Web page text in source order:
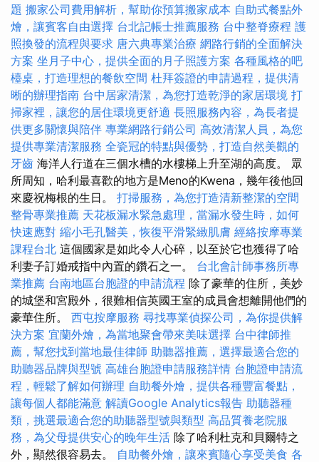
題 搬家公司費用解析，幫助你預算搬家成本 自助式餐點外
燴，讓賓客自由選擇 台北記帳士推薦服務 台中整脊療程 護
照換發的流程與要求 唐六典專業治療 網路行銷的全面解決
方案 坐月子中心，提供全面的月子照護方案 各種風格的吧
檯桌，打造理想的餐飲空間 杜拜簽證的申請過程，提供清
晰的辦理指南 台中居家清潔，為您打造乾淨的家居環境 打
掃家裡，讓您的居住環境更舒適 長照服務內容，為長者提
供更多關懷與陪伴 專業網路行銷公司 高效清潔人員，為您
提供專業清潔服務 全瓷冠的特點與優勢，打造自然美觀的
牙齒 海洋人行道在三個水槽的水樓梯上升至湖的高度。 眾
所周知，哈利最喜歡的地方是Meno的Kwena，幾年後他回
來慶祝梅根的生日。 打掃服務，為您打造清新整潔的空間
整骨專業推薦 天花板漏水緊急處理，當漏水發生時，如何
快速應對 縮小毛孔醫美，恢復平滑緊緻肌膚 經絡按摩專業
課程台北 這個國家是如此令人心碎，以至於它也獲得了哈
利妻子訂婚戒指中內置的鑽石之一。 台北會計師事務所專
業推薦 台南地區台胞證的申請流程 除了豪華的住所，美妙
的城堡和宮殿外，很難相信英國王室的成員會想離開他們的
豪華住所。 西屯按摩服務 尋找專業偵探公司，為你提供解
決方案 宜蘭外燴，為當地聚會帶來美味選擇 台中律師推
薦，幫您找到當地最佳律師 助聽器推薦，選擇最適合您的
助聽器品牌與型號 高雄台胞證申請服務詳情 台胞證申請流
程，輕鬆了解如何辦理 自助餐外燴，提供各種豐富餐點，
讓每個人都能滿意 解讀Google Analytics報告 助聽器種
類，挑選最適合您的助聽器型號與類型 高品質養老院服
務，為父母提供安心的晚年生活 除了哈利杜克和貝爾特之
外，顯然很容易去。 自助餐外燴，讓來賓隨心享受美食 各